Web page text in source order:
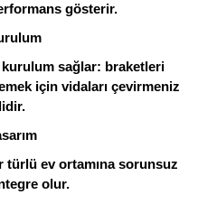
gösterir.
kurulum sağlar: braketleri
için vidaları çevirmeniz
türlü ev ortamına sorunsuz
olur.